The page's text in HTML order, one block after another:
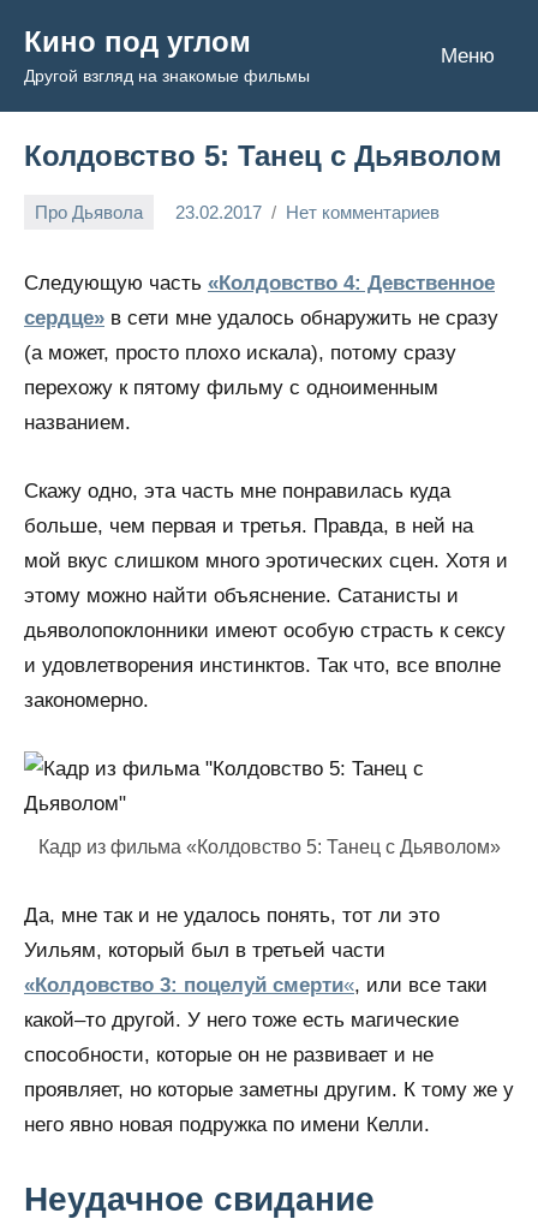
содержимому
Кино под углом
Другой взгляд на знакомые фильмы
Меню
Колдовство 5: Танец с Дьяволом
Про Дьявола 23.02.2017
Admin
Нет комментариев
Следующую часть «Колдовство 4: Девственное
сердце» в сети мне удалось обнаружить не сразу
(а может, просто плохо искала), потому сразу
перехожу к пятому фильму с одноименным
названием.
Скажу одно, эта часть мне понравилась куда
больше, чем первая и третья. Правда, в ней на
мой вкус слишком много эротических сцен. Хотя и
этому можно найти объяснение. Сатанисты и
дьяволопоклонники имеют особую страсть к сексу
и удовлетворения инстинктов. Так что, все вполне
закономерно.
Кадр из фильма «Колдовство 5: Танец с Дьяволом»
Да, мне так и не удалось понять, тот ли это
Уильям, который был в третьей части
«Колдовство 3: поцелуй смерти«, или все таки
какой–то другой. У него тоже есть магические
способности, которые он не развивает и не
проявляет, но которые заметны другим. К тому же у
него явно новая подружка по имени Келли.
Неудачное свидание